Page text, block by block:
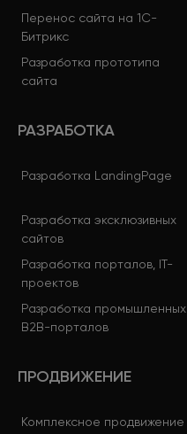
Перенос сайта на 1С-
Битрикс
Разработка прототипа
сайта
РАЗРАБОТКА
Разработка LandingPage
Разработка эксклюзивных
сайтов
Разработка порталов, IT-
проектов
Разработка промышленных
B2B-порталов
ПРОДВИЖЕНИЕ
Комплексное продвижение